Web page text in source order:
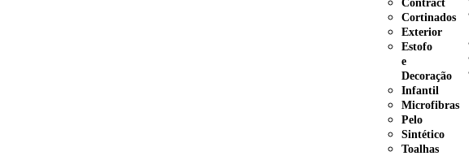
Contract
Cortinados
Exterior
Estofo
e
Decoração
Infantil
Microfibras
Pelo
Sintético
Toalhas